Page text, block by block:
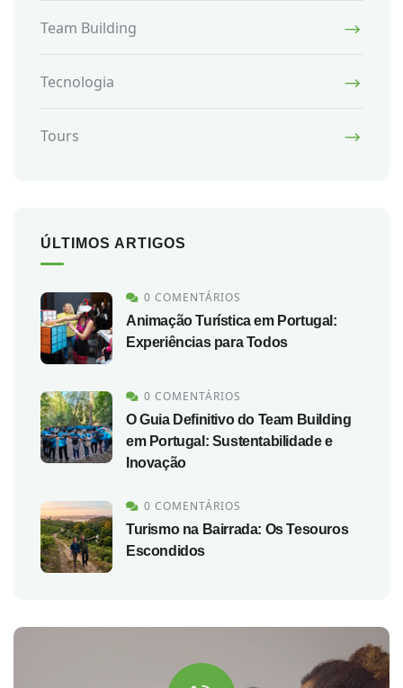
Team Building
Tecnologia
Tours
ÚLTIMOS ARTIGOS
0 COMENTÁRIOS
Animação Turística em Portugal:
Experiências para Todos
0 COMENTÁRIOS
O Guia Definitivo do Team Building
em Portugal: Sustentabilidade e
Inovação
0 COMENTÁRIOS
Turismo na Bairrada: Os Tesouros
Escondidos